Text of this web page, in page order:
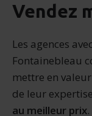
Vendez
Les agences
Fontainebleau
mettre en
de leur
au meilleur prix.